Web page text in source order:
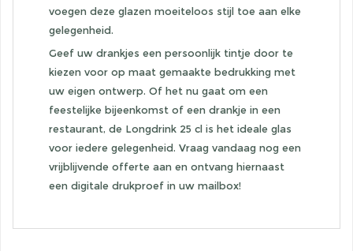
voegen deze glazen moeiteloos stijl toe aan elke
gelegenheid.
Geef uw drankjes een persoonlijk tintje door te
kiezen voor op maat gemaakte bedrukking met
uw eigen ontwerp. Of het nu gaat om een
feestelijke bijeenkomst of een drankje in een
restaurant, de Longdrink 25 cl is het ideale glas
voor iedere gelegenheid. Vraag vandaag nog een
vrijblijvende offerte aan en ontvang hiernaast
een digitale drukproef in uw mailbox!